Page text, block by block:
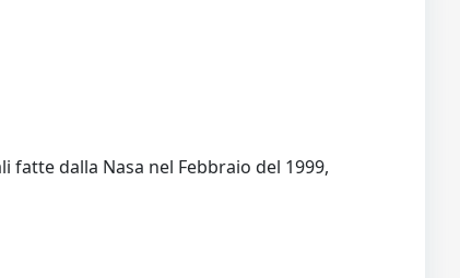
fatte dalla Nasa nel Febbraio del 1999,